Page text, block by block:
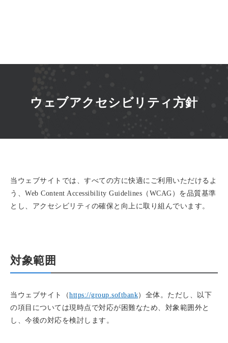
ウェブアクセシビリティ方針
当ウェブサイトでは、すべての方に快適にご利用いただけるよ
う、Web Content Accessibility Guidelines（WCAG）を品質基準
とし、アクセシビリティの確保と向上に取り組んでいます。
対象範囲
当ウェブサイト（https://group.softbank）全体。ただし、以下
の項目については現時点で対応が困難なため、対象範囲外と
し、今後の対応を検討します。